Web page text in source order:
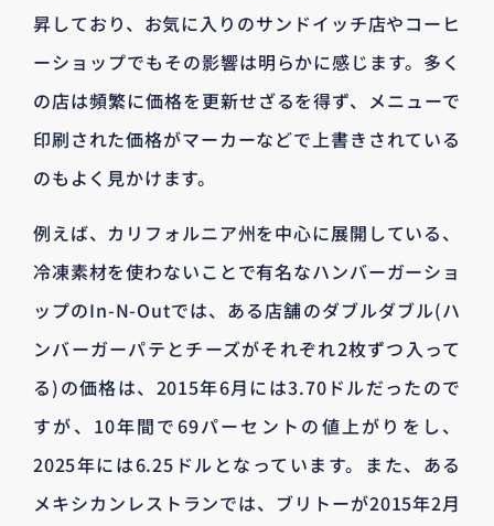
昇しており、お気に入りのサンドイッチ店やコーヒ
ーショップでもその影響は明らかに感じます。多く
の店は頻繁に価格を更新せざるを得ず、メニューで
印刷された価格がマーカーなどで上書きされている
のもよく見かけます。
例えば、カリフォルニア州を中心に展開している、
冷凍素材を使わないことで有名なハンバーガーショ
ップのIn-N-Outでは、ある店舗のダブルダブル(ハ
ンバーガーパテとチーズがそれぞれ2枚ずつ入って
る)の価格は、2015年6月には3.70ドルだったので
すが、10年間で69パーセントの値上がりをし、
2025年には6.25ドルとなっています。また、ある
メキシカンレストランでは、ブリトーが2015年2月